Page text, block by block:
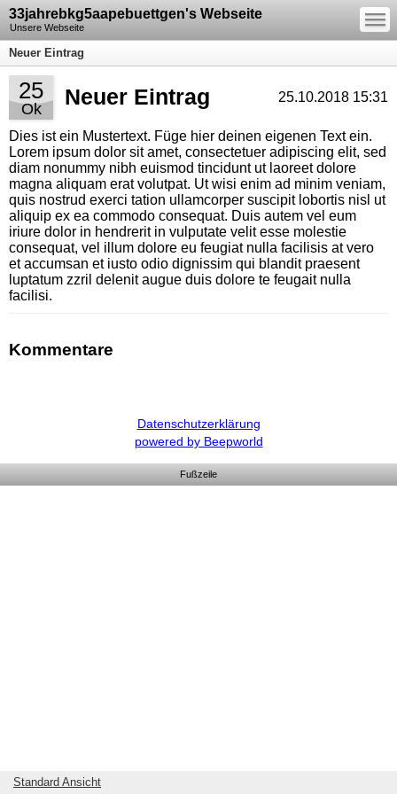
33jahrebkg5aapebuettgen's Webseite
Unsere Webseite
—
—
—
Neuer Eintrag
25
Ok Neuer Eintrag 25.10.2018 15:31
Dies ist ein Mustertext. Füge hier deinen eigenen Text ein.
Lorem ipsum dolor sit amet, consectetuer adipiscing elit, sed
diam nonummy nibh euismod tincidunt ut laoreet dolore
magna aliquam erat volutpat. Ut wisi enim ad minim veniam,
quis nostrud exerci tation ullamcorper suscipit lobortis nisl ut
aliquip ex ea commodo consequat. Duis autem vel eum
iriure dolor in hendrerit in vulputate velit esse molestie
consequat, vel illum dolore eu feugiat nulla facilisis at vero
et accumsan et iusto odio dignissim qui blandit praesent
luptatum zzril delenit augue duis dolore te feugait nulla
facilisi.
Kommentare
Datenschutzerklärung
powered by Beepworld
Fußzeile
Standard Ansicht